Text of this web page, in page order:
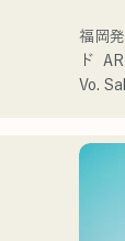
英語
アー
サラ
└メン
ウ（
（Ba
軽音
福岡
ド
Vo.
SHO
曲は
馴染
ドが